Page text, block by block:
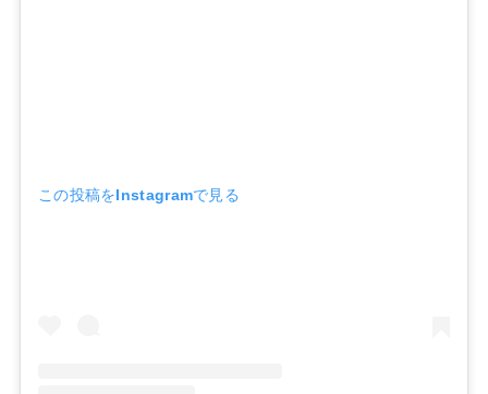
この投稿をInstagramで見る